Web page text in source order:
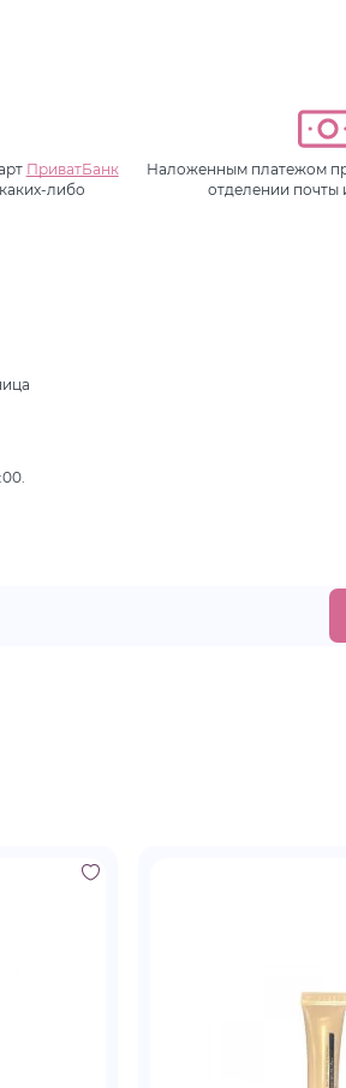
ПриватБанк
либо
Наложенным платежом
отделении почты